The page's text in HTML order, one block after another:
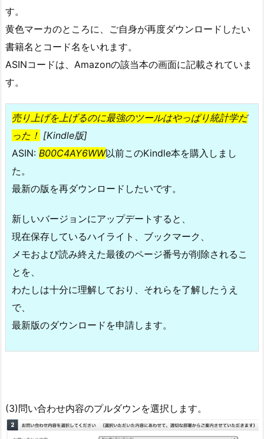
す。
黄色マーカのところに、ご自身が再度ダウンロードしたい
書籍名とコード名をいれます。
ASINコードは、Amazonの該当本の画面に記載されていま
す。
売り上げを上げるのに最強のツールはやっぱり統計学だ
った！ [Kindle版]
ASIN: B00C4AY6WW以前このKindle本を購入しまし
た。
最新の版を再ダウンロードしたいです。
新しいバージョンにアップデートすると、
現在保存しているハイライト、ブックマーク、
メモおよび読み終えた最後のページ番号が削除されるこ
とを、
わたしは十分に理解しており、それらを了解したうえ
で、
最新版のダウンロードを申請します。
(3)問い合わせ内容のプルダウンを選択します。